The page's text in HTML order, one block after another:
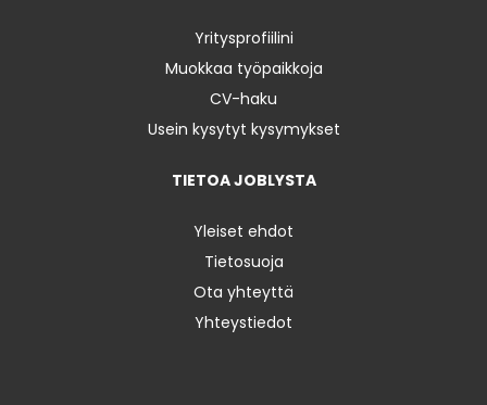
Yritysprofiilini
Muokkaa työpaikkoja
CV-haku
Usein kysytyt kysymykset
TIETOA JOBLYSTA
Yleiset ehdot
Tietosuoja
Ota yhteyttä
Yhteystiedot